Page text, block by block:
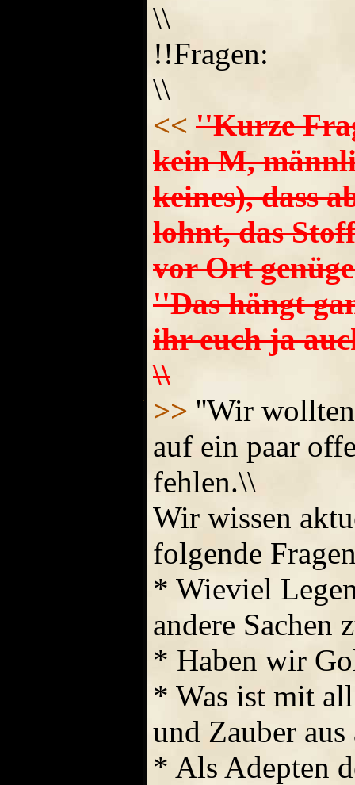
\\
!!Fragen:
\\
<< ''Kurze
kein M,
keines), dass
lohnt, das
vor Ort
''Das hängt
ihr euch ja
\\
>> ''Wir wollten
auf ein paar
fehlen.\\
Wir wissen
folgende
* Wieviel
andere Sachen
* Haben wir
* Was ist mit
und Zauber
* Als Adepten